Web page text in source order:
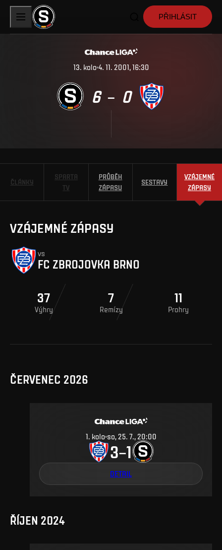
PŘIHLÁSIT
13. kolo 4. 11. 2001, 16:30
6 – 0
ČLÁNKY
SPARTA
TV
PRŮBĚH
ZÁPASU
SESTAVY
VZÁJEMNÉ
ZÁPASY
VZÁJEMNÉ ZÁPASY
vs
FC ZBROJOVKA BRNO
37
Výhry
7
Remízy
11
Prohry
ČERVENEC 2026
1. kolo so, 25. 7., 20:00
3–1
DETAIL
ŘÍJEN 2024